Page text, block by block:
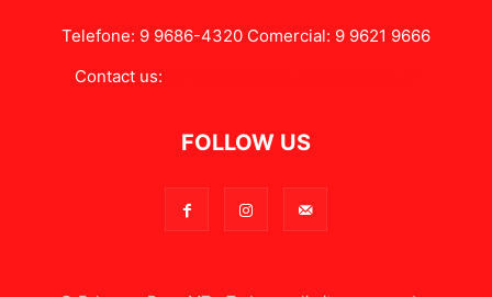
Telefone: 9 9686-4320 Comercial: 9 9621 9666
Contact us:
FOLLOW US